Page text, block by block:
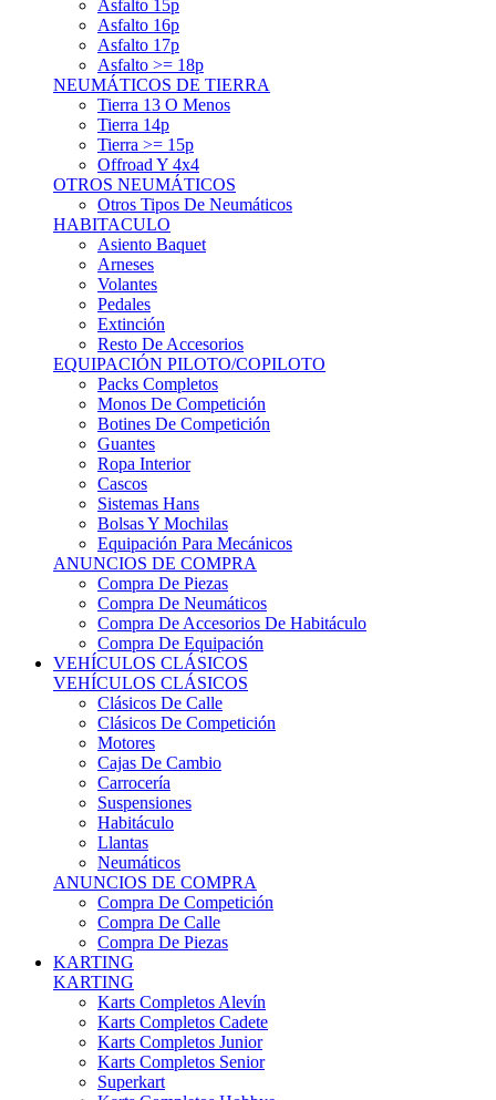
Asfalto 15p
Asfalto 16p
Asfalto 17p
Asfalto >= 18p
NEUMÁTICOS DE TIERRA
Tierra 13 O Menos
Tierra 14p
Tierra >= 15p
Offroad Y 4x4
OTROS NEUMÁTICOS
Otros Tipos De Neumáticos
HABITACULO
Asiento Baquet
Arneses
Volantes
Pedales
Extinción
Resto De Accesorios
EQUIPACIÓN PILOTO/COPILOTO
Packs Completos
Monos De Competición
Botines De Competición
Guantes
Ropa Interior
Cascos
Sistemas Hans
Bolsas Y Mochilas
Equipación Para Mecánicos
ANUNCIOS DE COMPRA
Compra De Piezas
Compra De Neumáticos
Compra De Accesorios De Habitáculo
Compra De Equipación
VEHÍCULOS CLÁSICOS
VEHÍCULOS CLÁSICOS
Clásicos De Calle
Clásicos De Competición
Motores
Cajas De Cambio
Carrocería
Suspensiones
Habitáculo
Llantas
Neumáticos
ANUNCIOS DE COMPRA
Compra De Competición
Compra De Calle
Compra De Piezas
KARTING
KARTING
Karts Completos Alevín
Karts Completos Cadete
Karts Completos Junior
Karts Completos Senior
Superkart